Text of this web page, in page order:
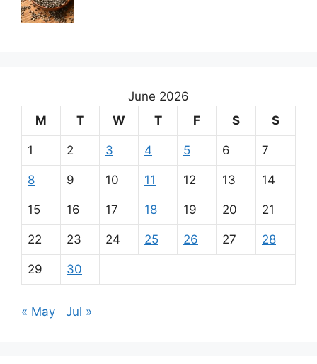
June 2026
M
T W T F S S
1 2 3 4 5 6 7
8 9 10 11 12 13 14
15 16 17 18 19 20 21
22 23 24 25 26 27 28
29 30
« May Jul »